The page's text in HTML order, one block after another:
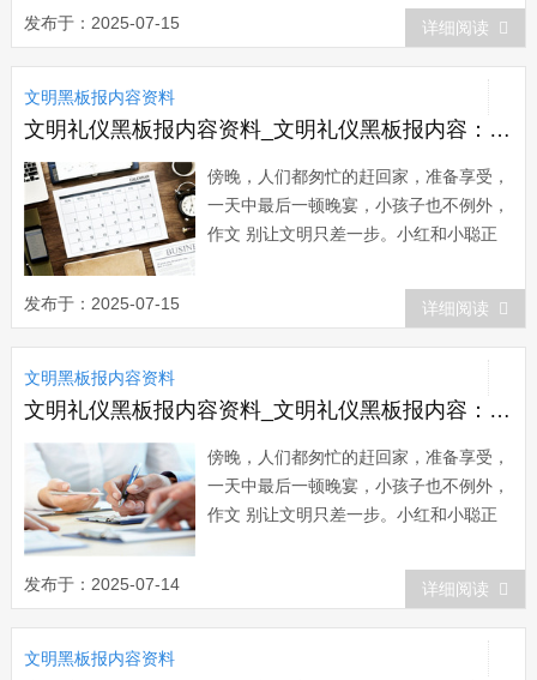
天鹅从笼子里放出来，想给它洗个澡。不
料，天鹅展翅飞向高空。缅伯高忙伸手去
捉，只扯得几根鹅毛。缅伯高急得顿足捶
发布于：2025-07-15 详细阅读
文明黑板报内容资料
文明礼仪黑板报内容资料_文明礼仪黑板报内容：别让文明只差一步
傍晚，人们都匆忙的赶回家，准备享受，
一天中最后一顿晚宴，小孩子也不例外，
作文 别让文明只差一步。小红和小聪正
鼻而来，他俩定睛一看，原来是路边的垃
圾桶在“哭泣”——垃圾堆了一地。小红对
小聪说：“我们把垃...
发布于：2025-07-15 详细阅读
文明黑板报内容资料
文明礼仪黑板报内容资料_文明礼仪黑板报内容：别让文明只差一步
傍晚，人们都匆忙的赶回家，准备享受，
一天中最后一顿晚宴，小孩子也不例外，
作文 别让文明只差一步。小红和小聪正
鼻而来，他俩定睛一看，原来是路边的垃
圾桶在“哭泣”——垃圾堆了一地。小红对
小聪说：“我们把垃...
发布于：2025-07-14 详细阅读
文明黑板报内容资料